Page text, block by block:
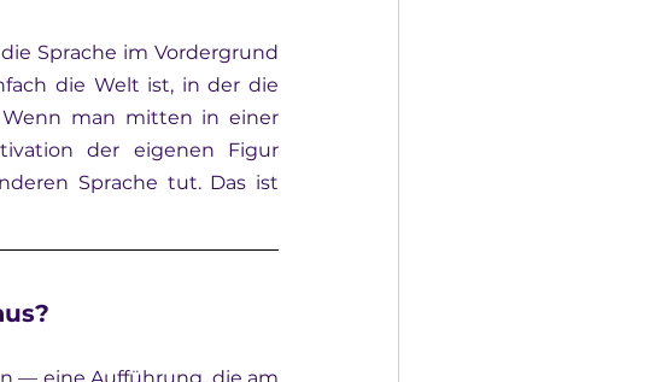
Sprache im Vordergrund
die Welt ist, in der die
Wenn man mitten in einer
der eigenen Figur
Sprache tut. Das ist